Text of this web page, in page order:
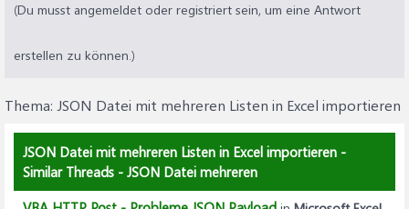
(Du musst angemeldet oder registriert sein, um eine Antwort
erstellen zu können.)
Thema: JSON Datei mit mehreren Listen in Excel importieren
JSON Datei mit mehreren Listen in Excel importieren -
Similar Threads - JSON Datei mehreren